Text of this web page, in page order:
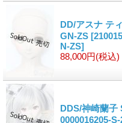
DD/アスナ テ
GN-ZS
N-ZS]
88,000円(税込)
DDS/神崎蘭子
0000016205-